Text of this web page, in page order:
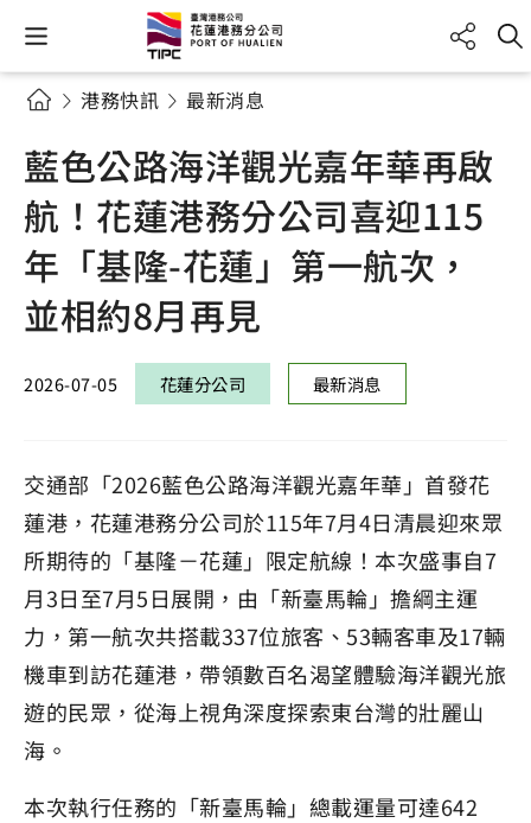
港務快訊 最新消息
藍色公路海洋觀光嘉年華再啟
航！花蓮港務分公司喜迎115
年「基隆-花蓮」第一航次，
並相約8月再見
2026-07-05 花蓮分公司 最新消息
交通部「2026藍色公路海洋觀光嘉年華」首發花
蓮港，花蓮港務分公司於115年7月4日清晨迎來眾
所期待的「基隆－花蓮」限定航線！本次盛事自7
月3日至7月5日展開，由「新臺馬輪」擔綱主運
力，第一航次共搭載337位旅客、53輛客車及17輛
機車到訪花蓮港，帶領數百名渴望體驗海洋觀光旅
遊的民眾，從海上視角深度探索東台灣的壯麗山
海。
本次執行任務的「新臺馬輪」總載運量可達642